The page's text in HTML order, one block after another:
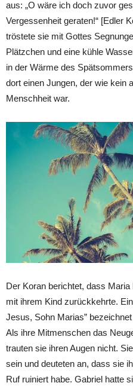
aus: „O wäre ich doch zuvor
Vergessenheit geraten!“ [Edler
tröstete sie mit Gottes
Plätzchen und eine kühle
in der Wärme des
dort einen Jungen, der wie kein
Menschheit war.
Der Koran berichtet, dass
mit ihrem Kind zurückkehrte.
Jesus, Sohn Marias”
Als ihre Mitmenschen das
trauten sie ihren Augen nicht.
sein und deuteten an, dass sie
Ruf ruiniert habe. Gabriel hatte